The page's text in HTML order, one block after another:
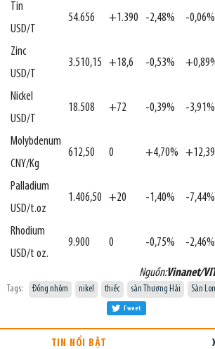
Tin
USD/T
54.656 +1.390 -2,48% -0,06%
Zinc
USD/T
3.510,15 +18,6 -0,53%
Nickel
USD/T
18.508 +72 -0,39% -3,91%
Molybdenum
CNY/Kg
612,50 0 +4,70%
Palladium
USD/t.oz
1.406,50 +20 -1,40% -7,44%
Rhodium
USD/t oz.
9.900 0 -0,75% -2,46%
Nguồn:Vinanet/
Tags: Đồng nhôm nikel thiếc sàn Thượng Hải Sàn
Tweet
TIN NỔI BẬT